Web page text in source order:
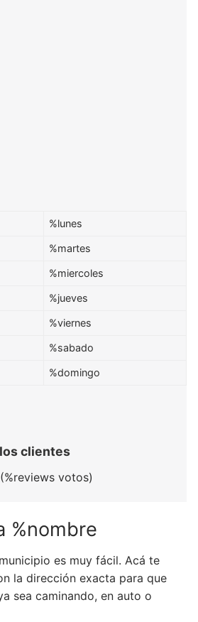
%lunes
%martes
%miercoles
%jueves
%viernes
%sabado
%domingo
clientes
votos)
%nombre
es muy fácil. Acá te
la dirección exacta para que
sea caminando, en auto o